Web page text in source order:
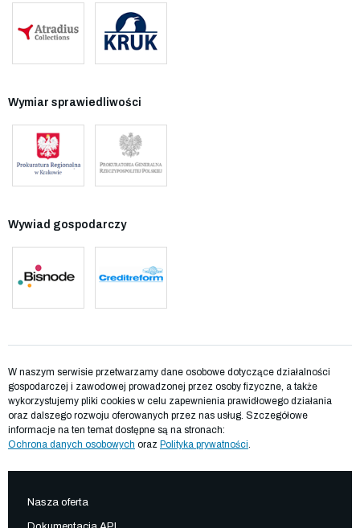
Wymiar sprawiedliwości
Wywiad gospodarczy
W naszym serwisie przetwarzamy dane osobowe dotyczące działalności
gospodarczej i zawodowej prowadzonej przez osoby fizyczne, a także
wykorzystujemy pliki cookies w celu zapewnienia prawidłowego działania
oraz dalszego rozwoju oferowanych przez nas usług. Szczegółowe
informacje na ten temat dostępne są na stronach:
Ochrona danych osobowych oraz Polityka prywatności.
Nasza oferta